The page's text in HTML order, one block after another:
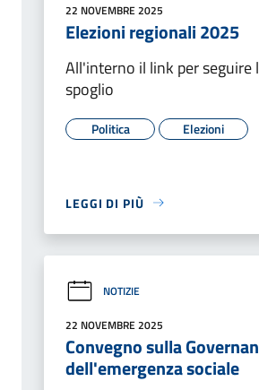
22 NOVEMBRE 2025
Elezioni regionali 2025
All'interno il link per seguire
spoglio
Politica Elezioni
LEGGI DI PIÙ
NOTIZIE
22 NOVEMBRE 2025
Convegno sulla
dell'emergenza sociale